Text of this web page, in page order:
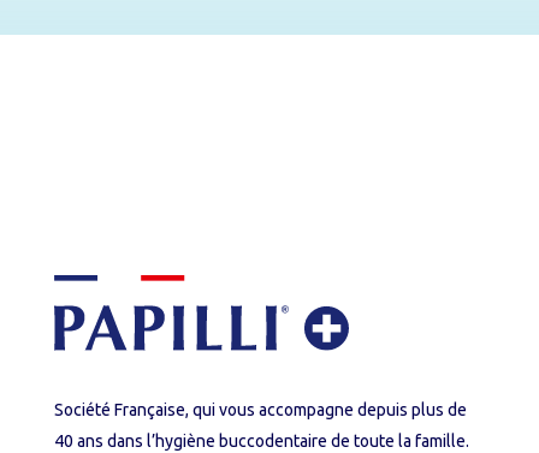
Société Française, qui vous accompagne depuis plus de
40 ans dans l’hygiène buccodentaire de toute la famille.